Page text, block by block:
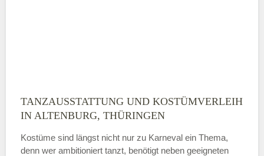
TANZAUSSTATTUNG UND KOSTÜMVERLEIH
IN ALTENBURG, THÜRINGEN
Kostüme sind längst nicht nur zu Karneval ein Thema,
denn wer ambitioniert tanzt, benötigt neben geeigneten